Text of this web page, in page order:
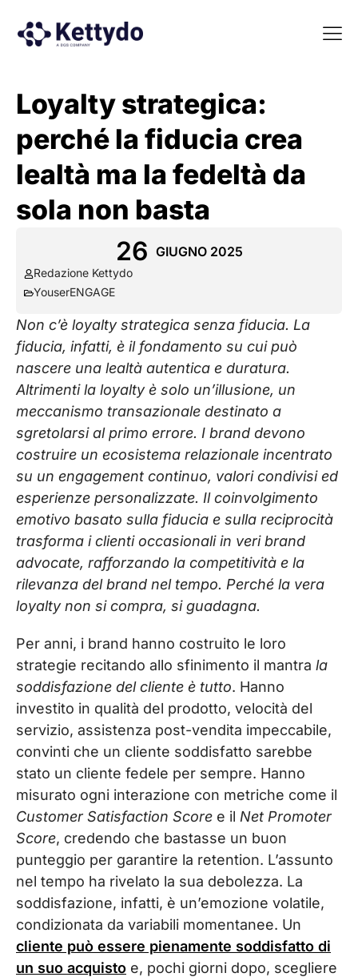
Loyalty strategica:
perché la fiducia crea
lealtà ma la fedeltà da
sola non basta
26 GIUGNO 2025
Redazione Kettydo
YouserENGAGE
Non c’è loyalty strategica senza fiducia. La
fiducia, infatti, è il fondamento su cui può
nascere una lealtà autentica e duratura.
Altrimenti la loyalty è solo un’illusione, un
meccanismo transazionale destinato a
sgretolarsi al primo errore. I brand devono
costruire un ecosistema relazionale incentrato
su un engagement continuo, valori condivisi ed
esperienze personalizzate. Il coinvolgimento
emotivo basato sulla fiducia e sulla reciprocità
trasforma i clienti occasionali in veri brand
advocate, rafforzando la competitività e la
rilevanza del brand nel tempo. Perché la vera
loyalty non si compra, si guadagna.
Per anni, i brand hanno costruito le loro
strategie recitando allo sfinimento il mantra la
soddisfazione del cliente è tutto. Hanno
investito in qualità del prodotto, velocità del
servizio, assistenza post-vendita impeccabile,
convinti che un cliente soddisfatto sarebbe
stato un cliente fedele per sempre. Hanno
misurato ogni interazione con metriche come il
Customer Satisfaction Score e il Net Promoter
Score, credendo che bastasse un buon
punteggio per garantire la retention. L’assunto
nel tempo ha rivelato la sua debolezza. La
soddisfazione, infatti, è un’emozione volatile,
condizionata da variabili momentanee. Un
cliente può essere pienamente soddisfatto di
un suo acquisto e, pochi giorni dopo, scegliere